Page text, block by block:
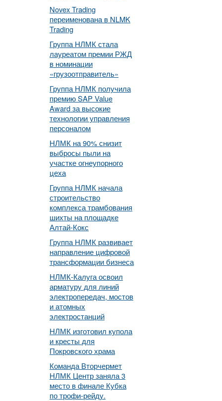
Novex Trading
переименована в NLMK
Trading
Группа НЛМК стала
лауреатом премии РЖД
в номинации
«грузоотправитель»
Группа НЛМК получила
премию SAP Value
Award за высокие
технологии управления
персоналом
НЛМК на 90% снизит
выбросы пыли на
участке огнеупорного
цеха
Группа НЛМК начала
строительство
комплекса трамбования
шихты на площадке
Алтай-Кокс
Группа НЛМК развивает
направление цифровой
трансформации бизнеса
НЛМК-Калуга освоил
арматуру для линий
электропередач, мостов
и атомных
электростанций
НЛМК изготовил купола
и кресты для
Покровского храма
Команда Вторчермет
НЛМК Центр заняла 3
место в финале Кубка
по трофи-рейду.